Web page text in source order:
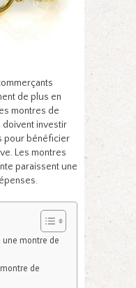
de plus en
montres de
doivent investir
pour bénéficier
Les montres
paraissent une
une montre de
de